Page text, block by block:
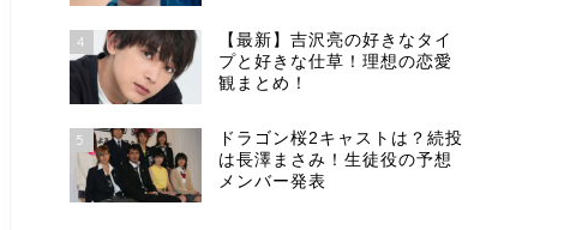
4
【最新】吉沢亮の好きなタイ
プと好きな仕草！理想の恋愛
観まとめ！
5
ドラゴン桜2キャストは？続投
は長澤まさみ！生徒役の予想
メンバー発表